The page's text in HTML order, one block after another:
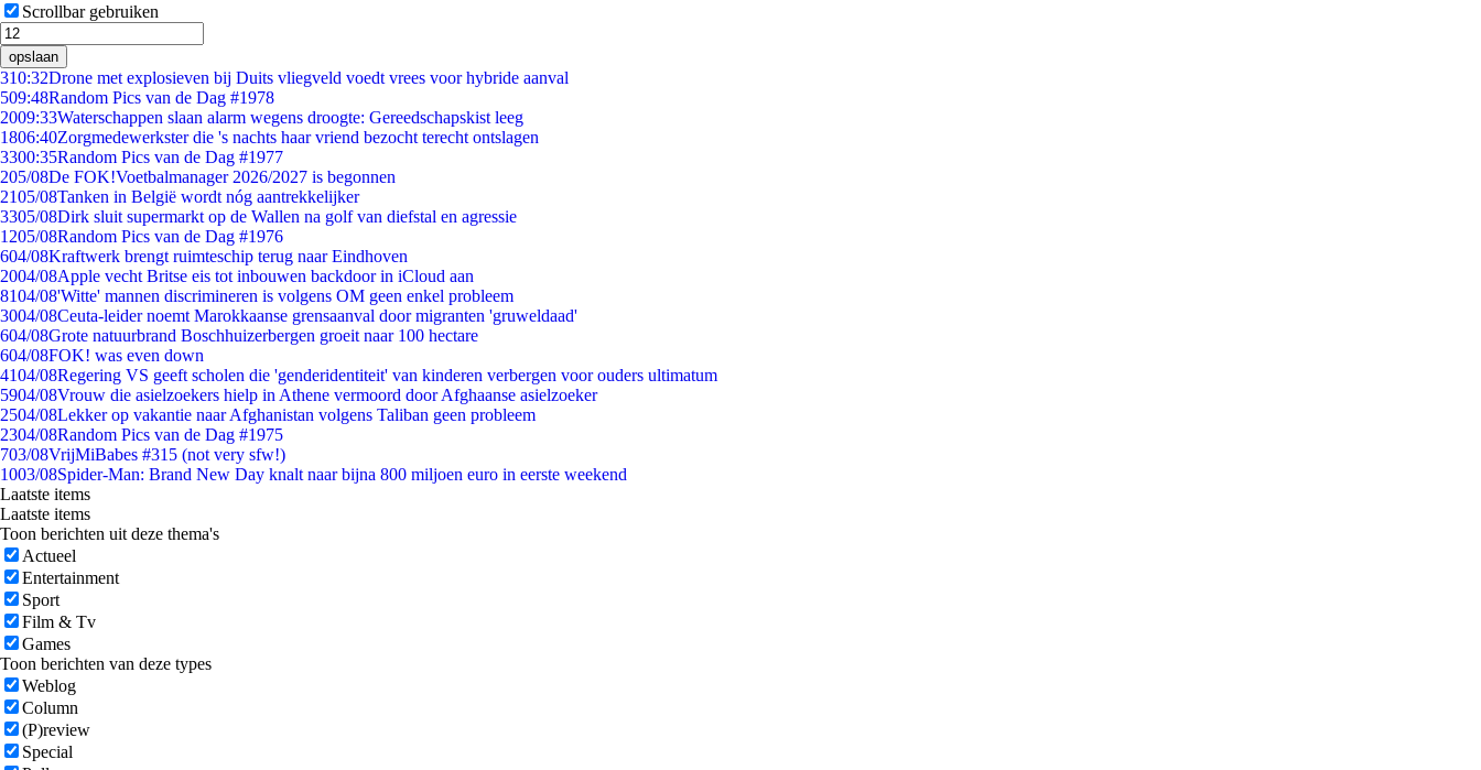
Scrollbar gebruiken
opslaan
310:32Drone met explosieven bij Duits vliegveld voedt vrees voor hybride aanval
509:48Random Pics van de Dag #1978
2009:33Waterschappen slaan alarm wegens droogte: Gereedschapskist leeg
1806:40Zorgmedewerkster die 's nachts haar vriend bezocht terecht ontslagen
3300:35Random Pics van de Dag #1977
205/08De FOK!Voetbalmanager 2026/2027 is begonnen
2105/08Tanken in België wordt nóg aantrekkelijker
3305/08Dirk sluit supermarkt op de Wallen na golf van diefstal en agressie
1205/08Random Pics van de Dag #1976
604/08Kraftwerk brengt ruimteschip terug naar Eindhoven
2004/08Apple vecht Britse eis tot inbouwen backdoor in iCloud aan
8104/08'Witte' mannen discrimineren is volgens OM geen enkel probleem
3004/08Ceuta-leider noemt Marokkaanse grensaanval door migranten 'gruweldaad'
604/08Grote natuurbrand Boschhuizerbergen groeit naar 100 hectare
604/08FOK! was even down
4104/08Regering VS geeft scholen die 'genderidentiteit' van kinderen verbergen voor ouders ultimatum
5904/08Vrouw die asielzoekers hielp in Athene vermoord door Afghaanse asielzoeker
2504/08Lekker op vakantie naar Afghanistan volgens Taliban geen probleem
2304/08Random Pics van de Dag #1975
703/08VrijMiBabes #315 (not very sfw!)
1003/08Spider-Man: Brand New Day knalt naar bijna 800 miljoen euro in eerste weekend
Laatste items
Laatste items
Toon berichten uit deze thema's
Actueel
Entertainment
Sport
Film & Tv
Games
Toon berichten van deze types
Weblog
Column
(P)review
Special